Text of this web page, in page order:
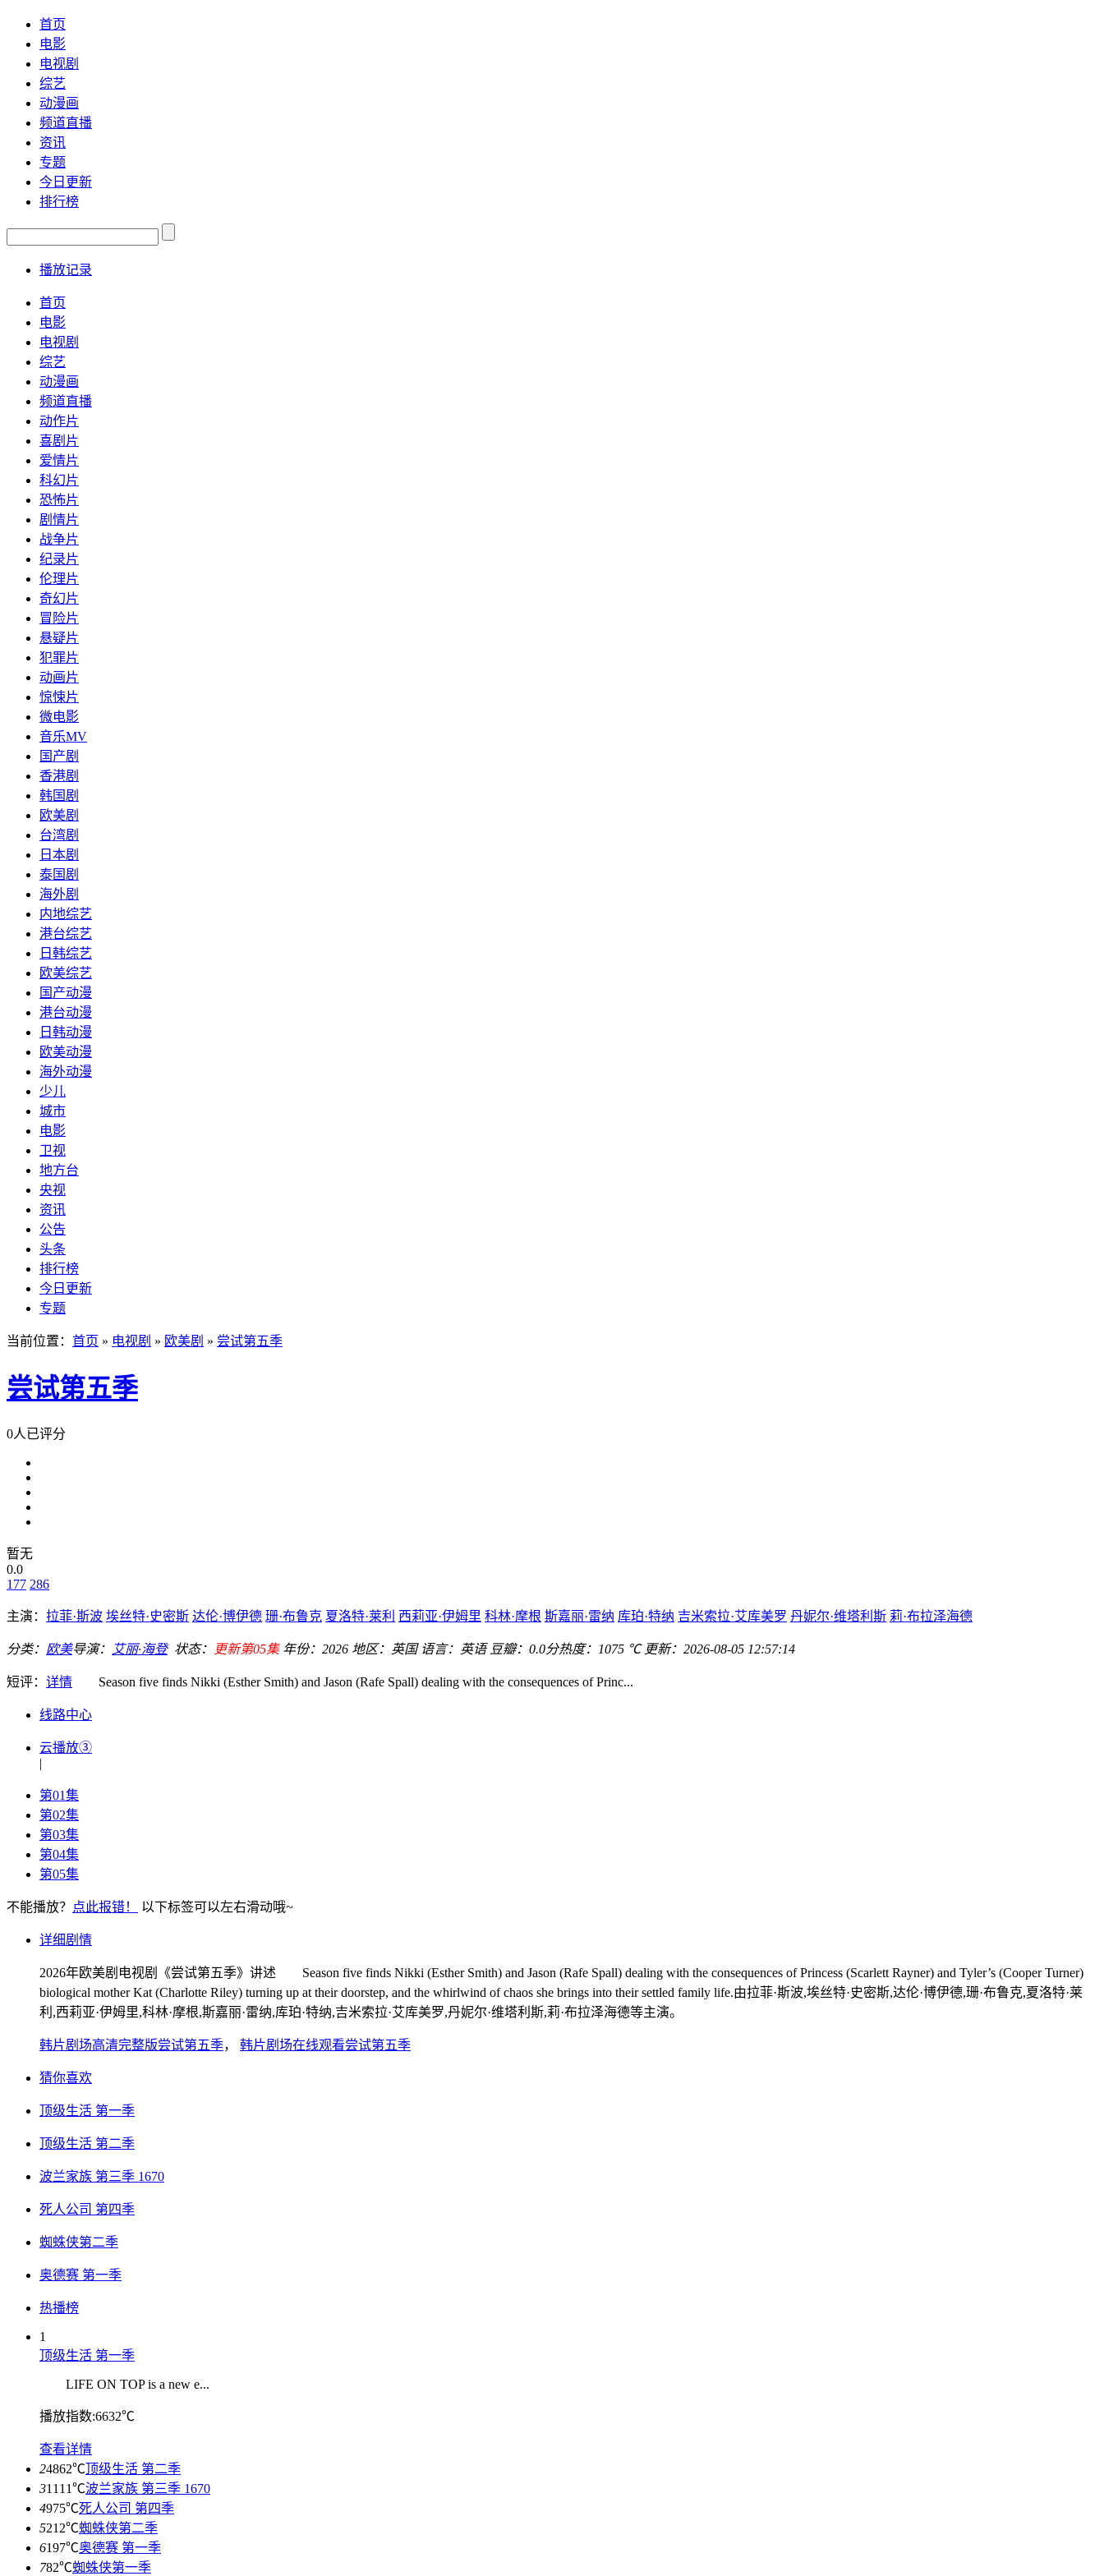
首页
电影
电视剧
综艺
动漫画
频道直播
资讯
专题
今日更新
排行榜
播放记录
首页
电影
电视剧
综艺
动漫画
频道直播
动作片
喜剧片
爱情片
科幻片
恐怖片
剧情片
战争片
纪录片
伦理片
奇幻片
冒险片
悬疑片
犯罪片
动画片
惊悚片
微电影
音乐MV
国产剧
香港剧
韩国剧
欧美剧
台湾剧
日本剧
泰国剧
海外剧
内地综艺
港台综艺
日韩综艺
欧美综艺
国产动漫
港台动漫
日韩动漫
欧美动漫
海外动漫
少儿
城市
电影
卫视
地方台
央视
资讯
公告
头条
排行榜
今日更新
专题
当前位置： 首页 » 电视剧 » 欧美剧 » 尝试第五季
尝试第五季
0人已评分
暂无
0.0
177 286
主演： 拉菲·斯波 埃丝特·史密斯 达伦·博伊德 珊·布鲁克 夏洛特·莱利 西莉亚·伊姆里 科林·摩根 斯嘉丽·雷纳 库珀·特纳 吉米索拉·艾库美罗 丹妮尔·维塔利斯 莉·布拉泽海德
分类： 欧美导演： 艾丽·海登 状态： 更新第05集 年份： 2026 地区： 英国 语言： 英语 豆瓣：0.0分热度：1075 ℃ 更新： 2026-08-05 12:57:14
短评： 详情 Season five finds Nikki (Esther Smith) and Jason (Rafe Spall) dealing with the consequences of Princ...
线路中心
云播放③
|
第01集
第02集
第03集
第04集
第05集
不能播放？ 点此报错！ 以下标签可以左右滑动哦~
详细剧情
2026年欧美剧电视剧《尝试第五季》讲述 Season five finds Nikki (Esther Smith) and Jason (Rafe Spall) dealing with the consequences of Princess (Scarlett Rayner) and Tyler’s (Cooper Turner)
biological mother Kat (Charlotte Riley) turning up at their doorstep, and the whirlwind of chaos she brings into their settled family life.由拉菲·斯波,埃丝特·史密斯,达伦·博伊德,珊·布鲁克,夏洛特·莱
利,西莉亚·伊姆里,科林·摩根,斯嘉丽·雷纳,库珀·特纳,吉米索拉·艾库美罗,丹妮尔·维塔利斯,莉·布拉泽海德等主演。
韩片剧场高清完整版尝试第五季， 韩片剧场在线观看尝试第五季
猜你喜欢
顶级生活 第一季
顶级生活 第二季
波兰家族 第三季 1670
死人公司 第四季
蜘蛛侠第二季
奥德赛 第一季
热播榜
1
顶级生活 第一季
LIFE ON TOP is a new e...
播放指数:6632℃
查看详情
24862℃顶级生活 第二季
31111℃波兰家族 第三季 1670
4975℃死人公司 第四季
5212℃蜘蛛侠第二季
6197℃奥德赛 第一季
782℃蜘蛛侠第一季